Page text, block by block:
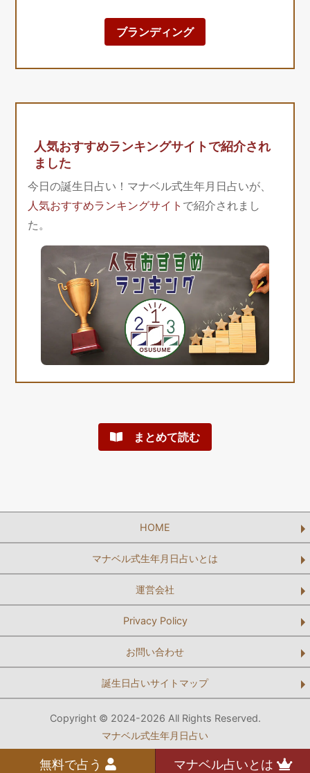
ブランディング
人気おすすめランキングサイトで紹介され
ました
今日の誕生日占い！マナベル式生年月日占いが、
人気おすすめランキングサイト で紹介されまし
た。
まとめて読む
HOME
マナベル式生年月日占いとは
運営会社
Privacy Policy
お問い合わせ
誕生日占いサイトマップ
Copyright © 2024-2026 All Rights Reserved.
マナベル式生年月日占い
無料で占う マナベル占いとは